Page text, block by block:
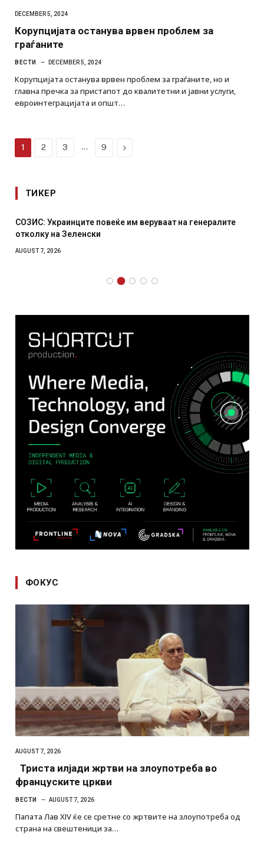
DECEMBER 5, 2024
Корупцијата останува врвен проблем за
граѓаните
ВЕСТИ DECEMBER 5, 2024
Корупцијата останува врвен проблем за граѓаните, но и
главна пречка за пристапот до квалитетни и јавни услуги,
евроинтеграцијата и општ…
1 2 3 … 9 Next
ТИКЕР
СОЗИС: Украинците повеќе им веруваат на генералите
отколку на Зеленски
AUGUST 7, 2026
ФОКУС
AUGUST 7, 2026
Триста илјади жртви на злоупотреба во
француските цркви
ВЕСТИ AUGUST 7, 2026
Папата Лав XIV ќе се сретне со жртвите на злоупотреба од
страна на свештеници за…